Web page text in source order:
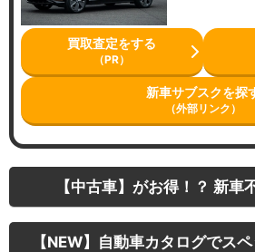
買取査定をする
（PR）
新車サブスクを探
（外部リンク）
【中古車】がお得！？ 新車
【NEW】自動車カタログでス